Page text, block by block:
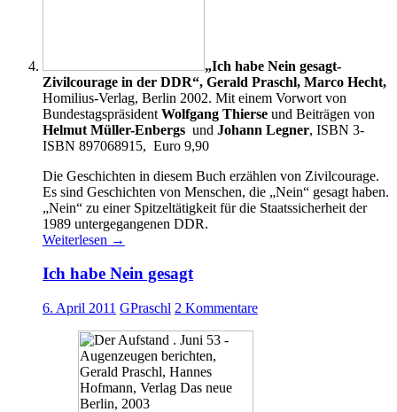
„Ich habe Nein gesagt-
Zivilcourage in der DDR“, Gerald Praschl, Marco Hecht,
Homilius-Verlag, Berlin 2002. Mit einem Vorwort von
Bundestagspräsident Wolfgang Thierse und Beiträgen von
Helmut Müller-Enbergs und Johann Legner, ISBN 3-
ISBN 897068915, Euro 9,90
Die Geschichten in diesem Buch erzählen von Zivilcourage.
Es sind Geschichten von Menschen, die „Nein“ gesagt haben.
„Nein“ zu einer Spitzeltätigkeit für die Staatssicherheit der
1989 untergegangenen DDR.
Weiterlesen →
Ich habe Nein gesagt
6. April 2011 GPraschl 2 Kommentare